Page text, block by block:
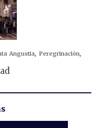
Angustia Peregrinación